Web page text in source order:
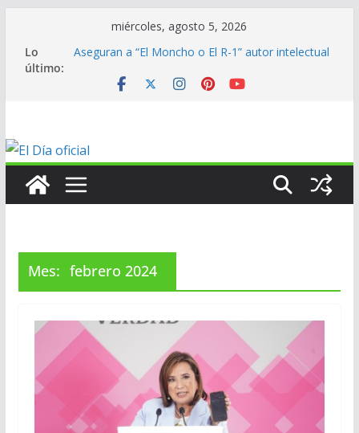
contenido
miércoles, agosto 5, 2026
Lo
último:
Aseguran a “El Moncho o El R-1” autor intelectual
En mantenimiento…
Centroamericanos
Mes: febrero 2024